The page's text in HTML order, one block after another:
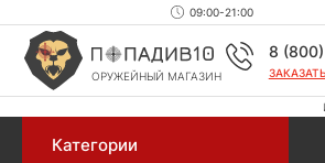
09:00-21:00
ОРУЖЕЙНЫЙ МАГАЗИН
8 (800)
Категории